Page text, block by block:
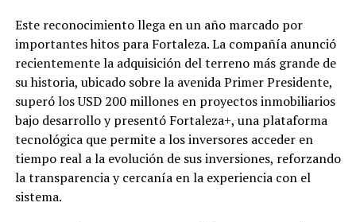
Este reconocimiento llega en un año marcado por
importantes hitos para Fortaleza. La compañía anunció
recientemente la adquisición del terreno más grande de
su historia, ubicado sobre la avenida Primer Presidente,
superó los USD 200 millones en proyectos inmobiliarios
bajo desarrollo y presentó Fortaleza+, una plataforma
tecnológica que permite a los inversores acceder en
tiempo real a la evolución de sus inversiones, reforzando
la transparencia y cercanía en la experiencia con el
sistema.